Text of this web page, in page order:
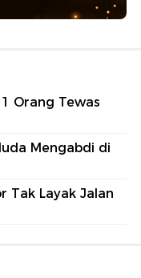
Orang Tewas
Mengabdi di
Tak Layak Jalan